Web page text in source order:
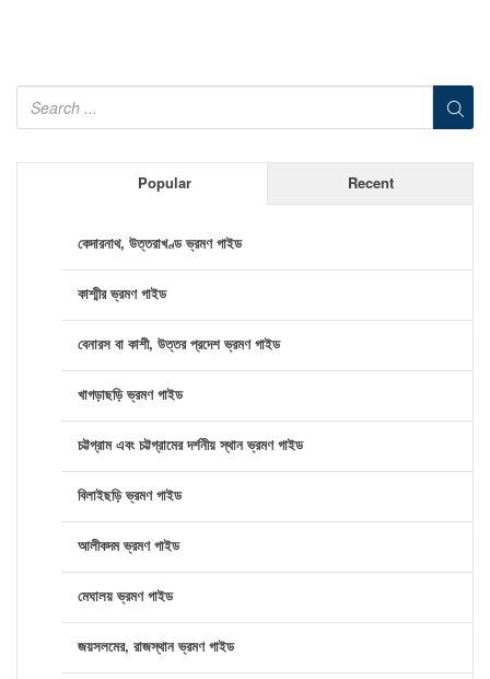
Popular Recent
কেদারনাথ, উত্তরাখণ্ড ভ্রমণ গাইড
কাশ্মীর ভ্রমণ গাইড
বেনারস বা কাশী, উত্তর প্রদেশ ভ্রমণ গাইড
খাগড়াছড়ি ভ্রমণ গাইড
চট্টগ্রাম এবং চট্টগ্রামের দর্শনীয় স্থান ভ্রমণ গাইড
বিলাইছড়ি ভ্রমণ গাইড
আলীকদম ভ্রমণ গাইড
মেঘালয় ভ্রমণ গাইড
জয়সলমের, রাজস্থান ভ্রমণ গাইড